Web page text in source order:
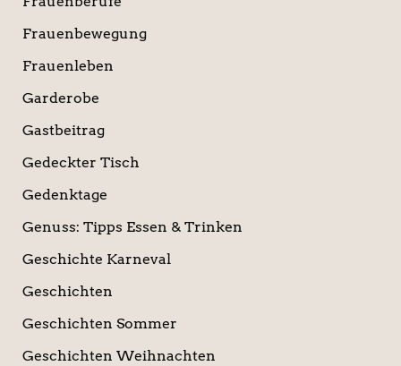
Frauenbewegung
Frauenleben
Garderobe
Gastbeitrag
Gedeckter Tisch
Gedenktage
Genuss: Tipps Essen & Trinken
Geschichte Karneval
Geschichten
Geschichten Sommer
Geschichten Weihnachten